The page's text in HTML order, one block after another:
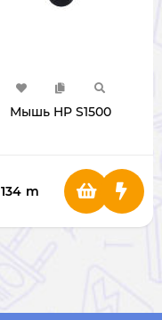
Мышь HP S1500
134 m